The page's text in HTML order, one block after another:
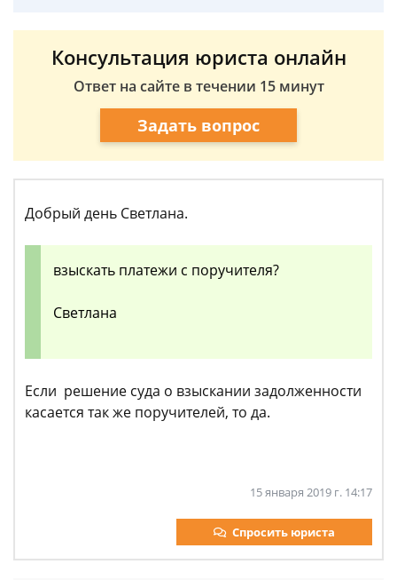
Консультация юриста онлайн
Ответ на сайте в течении 15 минут
Задать вопрос
Добрый день Светлана.
взыскать платежи с поручителя?
Светлана
Если решение суда о взыскании задолженности
касается так же поручителей, то да.
15 января 2019 г. 14:17
Спросить юриста